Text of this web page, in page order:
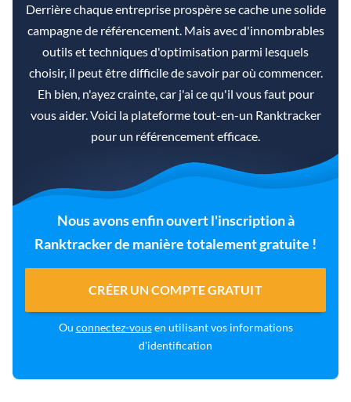
Derrière chaque entreprise prospère se cache une solide
campagne de référencement. Mais avec d'innombrables
outils et techniques d'optimisation parmi lesquels
choisir, il peut être difficile de savoir par où commencer.
Eh bien, n'ayez crainte, car j'ai ce qu'il vous faut pour
vous aider. Voici la plateforme tout-en-un Ranktracker
pour un référencement efficace.
Nous avons enfin ouvert l'inscription à
Ranktracker de manière totalement gratuite !
CRÉER UN COMPTE GRATUIT
Ou connectez-vousen utilisant vos informations
d'identification